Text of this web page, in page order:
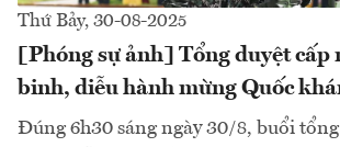
Thứ Bảy, 30-08-2025
[Phóng sự ảnh] Tổng duyệt cấp
binh, diễu hành mừng Quốc
Đúng 6h30 sáng ngày 30/8, buổi